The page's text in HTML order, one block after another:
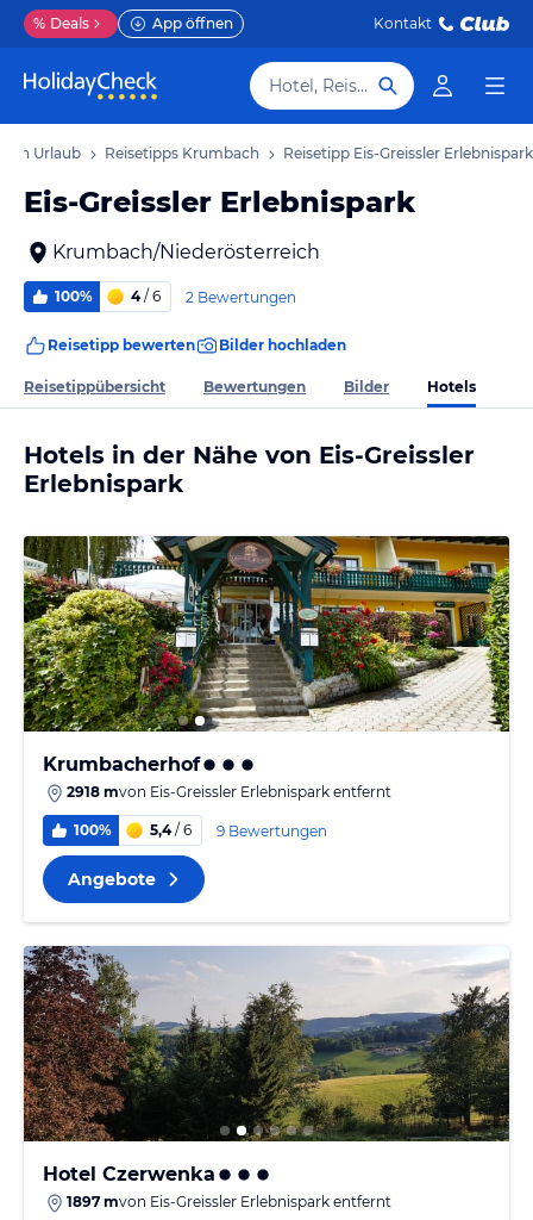
% Deals App öffnen Kontakt
Hotel, Reiseziel
Urlaub Reisetipps Krumbach Reisetipp Eis-Greissler Erlebnispark
Eis-Greissler Erlebnispark
Krumbach/Niederösterreich
100% 4/ 6 2 Bewertungen
Reisetipp bewerten Bilder hochladen
Reisetippübersicht Bewertungen Bilder Hotels
Hotels in der Nähe von Eis-Greissler
Erlebnispark
Krumbacherhof
2918 mvon Eis-Greissler Erlebnispark entfernt
100% 5,4/ 6 9 Bewertungen
Angebote
Hotel Czerwenka
1897 mvon Eis-Greissler Erlebnispark entfernt